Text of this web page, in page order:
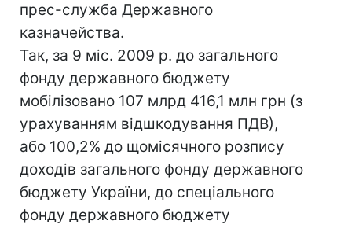
прес-служба Державного
казначейства.
Так, за 9 міс. 2009 р. до загального
фонду державного бюджету
мобілізовано 107 млрд 416,1 млн грн (з
урахуванням відшкодування ПДВ),
або 100,2% до щомісячного розпису
доходів загального фонду державного
бюджету України, до спеціального
фонду державного бюджету